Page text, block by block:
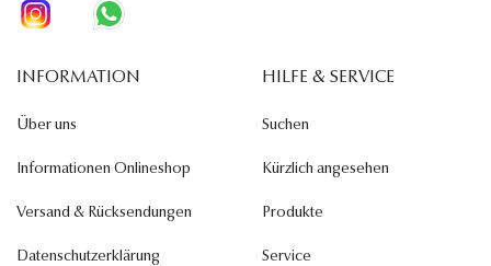
INFORMATION
Über uns
Informationen Onlineshop
Versand & Rücksendungen
Datenschutzerklärung
HILFE & SERVICE
Suchen
Kürzlich angesehen
Produkte
Service